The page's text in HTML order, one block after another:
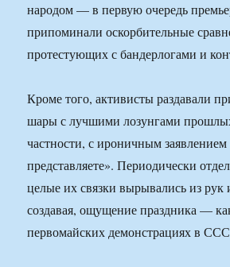
народом — в первую очередь
припоминали оскорбительные
протестующих с бандерлогами и
Кроме того, активисты раздавали
шары с лучшими лозунгами
частности, с ироничным
представляете». Периодически
целые их связки вырывались из рук
создавая, ощущение праздника —
первомайских демонстрациях в